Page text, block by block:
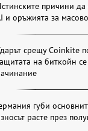
причини да
и оръжията за
срещу Coinkite
на биткойн
губи
расте през